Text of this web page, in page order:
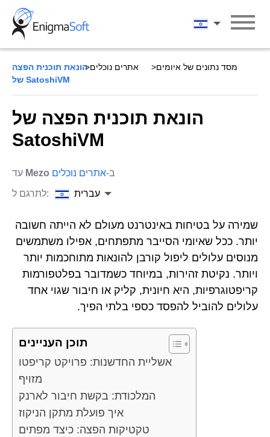
Skip
content
עברית
מסד נתונים של איומים אתרים נוכלים הונאת תוכנית הפצה
של SatoshiVM
הונאת תוכנית הפצה של
SatoshiVM
Mezo ב-אתרים נוכלים
לתרגם ל:
עברית
שמירה על בטיחות באינטרנט מעולם לא הייתה חשובה
יותר. ככל שאיומי הסייבר מתפתחים, אפילו משתמשים
מנוסים עלולים ליפול קורבן להונאות מתוחכמות יותר
ויותר. נקיטת זהירות, במיוחד כשמדובר בפלטפורמות
קריפטוגרפיות, היא חיונית, קליק או חיבור שגוי אחד
עלולים להוביל להפסד כספי בלתי הפיך.
תוכן העניינים
אשליית החדשנות: פרויקט קריפטו
מזויף
המלכודת: בקשת חיבור לארנק
איך פועלת מתקן הניקוז
טקטיקות הפצה: כיצד מפתים